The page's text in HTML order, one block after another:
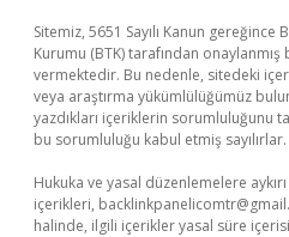
Sitemiz, 5651 Sayılı Kanun
Kurumu (BTK) tarafından onaylanmış
vermektedir. Bu nedenle, sitedeki
veya araştırma yükümlülüğümüz
yazdıkları içeriklerin sorumluluğunu
bu sorumluluğu kabul etmiş sayılırlar.
Hukuka ve yasal düzenlemelere
içerikleri,
halinde, ilgili içerikler yasal süre